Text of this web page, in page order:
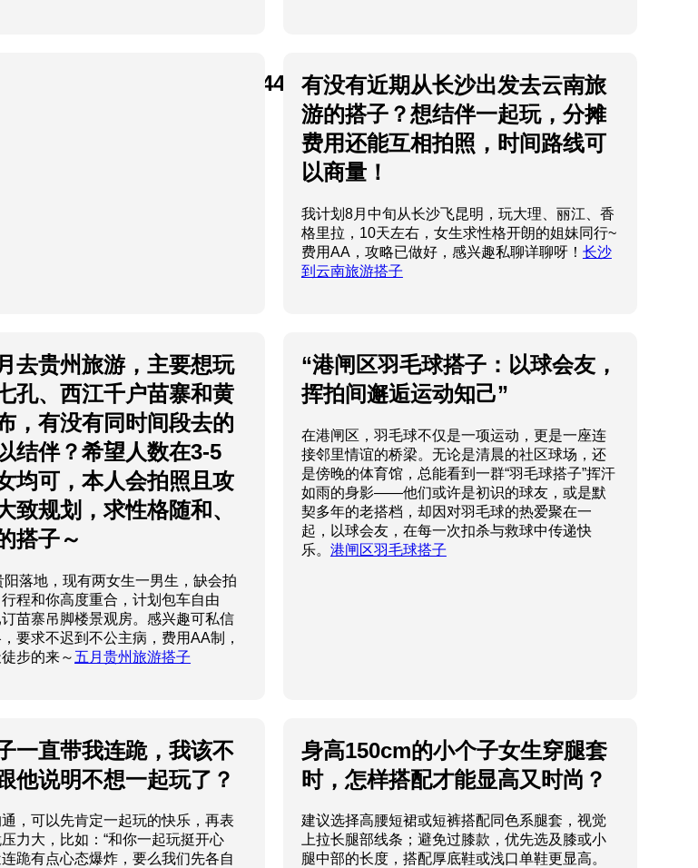
有没有近期从长沙出发去云南旅
游的搭子？想结伴一起玩，分摊
费用还能互相拍照，时间路线可
以商量！
我计划8月中旬从长沙飞昆明，玩大理、丽江、香
格里拉，10天左右，女生求性格开朗的姐妹同行~
费用AA，攻略已做好，感兴趣私聊详聊呀！ 长沙
到云南旅游搭子
去贵州旅游，主要想玩
孔、西江千户苗寨和黄
，有没有同时间段去的
结伴？希望人数在3-5
均可，本人会拍照且攻
致规划，求性格随和、
搭子～
阳落地，现有两女生一男生，缺会拍
程和你高度重合，计划包车自由
苗寨吊脚楼景观房。感兴趣可私信
要求不迟到不公主病，费用AA制，
步的来～ 五月贵州旅游搭子
“港闸区羽毛球搭子：以球会友，
挥拍间邂逅运动知己”
在港闸区，羽毛球不仅是一项运动，更是一座连
接邻里情谊的桥梁。无论是清晨的社区球场，还
是傍晚的体育馆，总能看到一群“羽毛球搭子”挥汗
如雨的身影——他们或许是初识的球友，或是默
契多年的老搭档，却因对羽毛球的热爱聚在一
起，以球会友，在每一次扣杀与救球中传递快
乐。 港闸区羽毛球搭子
一直带我连跪，我该不
他说明不想一起玩了？
，可以先肯定一起玩的快乐，再表
力大，比如：“和你一起玩挺开心
跪有点心态爆炸，要么我们先各自
身高150cm的小个子女生穿腿套
时，怎样搭配才能显高又时尚？
建议选择高腰短裙或短裤搭配同色系腿套，视觉
上拉长腿部线条；避免过膝款，优先选及膝或小
腿中部的长度，搭配厚底鞋或浅口单鞋更显高。